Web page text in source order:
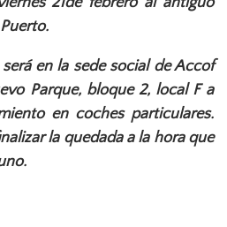
en la sede social de Accof
Parque, bloque 2, local F a
en coches particulares.
la quedada a la hora que